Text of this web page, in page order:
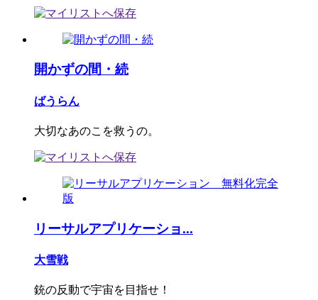
開かずの間・続
ばうらん
大切なあのこを救うの。
リーサルアプリケーショ...
大雪戦
銃の反動で宇宙を目指せ！